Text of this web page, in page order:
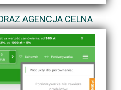
AGENCJA CELNA